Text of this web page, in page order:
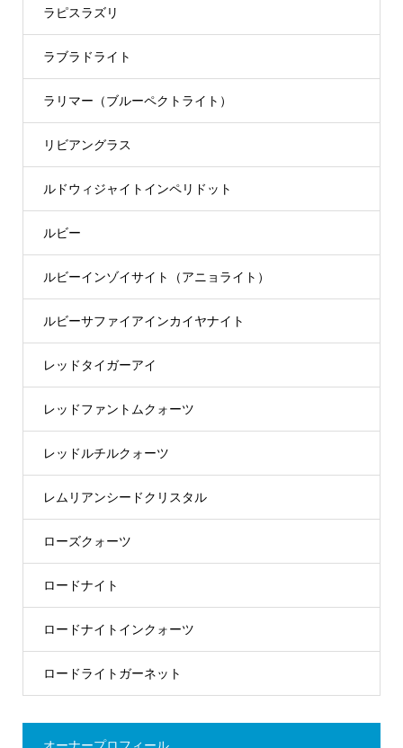
ラピスラズリ
ラブラドライト
ラリマー（ブルーペクトライト）
リビアングラス
ルドウィジャイトインペリドット
ルビー
ルビーインゾイサイト（アニョライト）
ルビーサファイアインカイヤナイト
レッドタイガーアイ
レッドファントムクォーツ
レッドルチルクォーツ
レムリアンシードクリスタル
ローズクォーツ
ロードナイト
ロードナイトインクォーツ
ロードライトガーネット